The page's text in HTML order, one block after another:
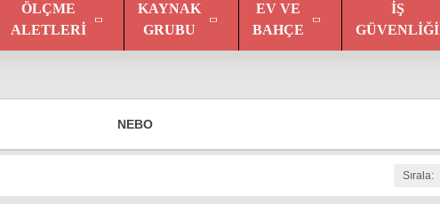
ÖLÇME
ALETLERI
KAYNAK
GRUBU
EV VE
BAHÇE
İŞ
GÜVENLIĞI
NEBO
Sırala: